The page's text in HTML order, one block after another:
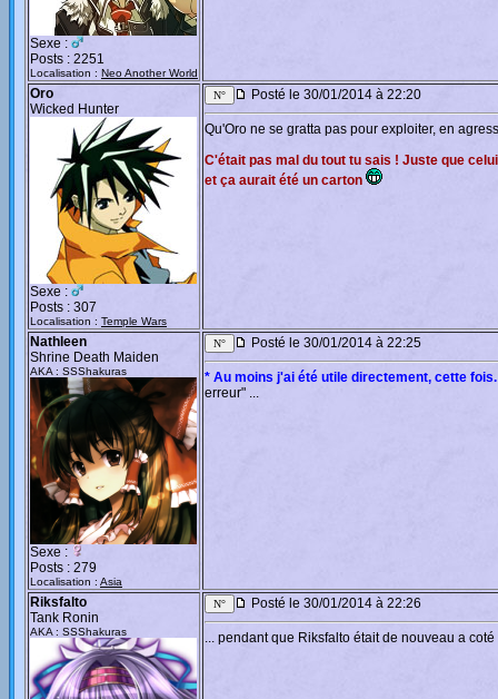
Sexe :
Posts : 2251
Localisation : Neo Another World
Oro
Wicked Hunter
Sexe :
Posts : 307
Localisation : Temple Wars
Posté le 30/01/2014 à 22:20
Qu'Oro ne se gratta pas pour exploiter, en
C'était pas mal du tout tu sais ! Juste que
et ça aurait été un carton
Nathleen
Shrine Death Maiden
AKA : SSShakuras
Sexe :
Posts : 279
Localisation : Asia
Posté le 30/01/2014 à 22:25
* Au moins j'ai été utile directement, cette
erreur" ...
Riksfalto
Tank Ronin
AKA : SSShakuras
Posté le 30/01/2014 à 22:26
... pendant que Riksfalto était de nouveau a